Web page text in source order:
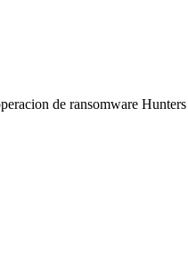
de ransomware